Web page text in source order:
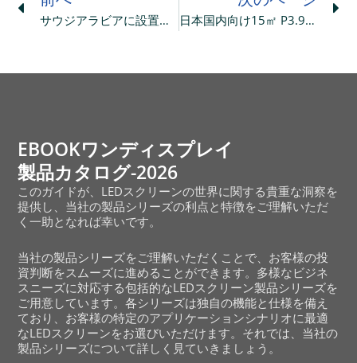
サウジアラビアに設置された79.5m²のP2.5屋内円形LEDディスプレイ 日本国内向け15㎡ P3.9型屋内透明LEDディスプレイ
EBOOKワンディスプレイ
製品カタログ-2026
このガイドが、LEDスクリーンの世界に関する貴重な洞察を
提供し、当社の製品シリーズの利点と特徴をご理解いただ
く一助となれば幸いです。
当社の製品シリーズをご理解いただくことで、お客様の投
資判断をスムーズに進めることができます。多様なビジネ
スニーズに対応する包括的なLEDスクリーン製品シリーズを
ご用意しています。各シリーズは独自の機能と仕様を備え
ており、お客様の特定のアプリケーションシナリオに最適
なLEDスクリーンをお選びいただけます。それでは、当社の
製品シリーズについて詳しく見ていきましょう。